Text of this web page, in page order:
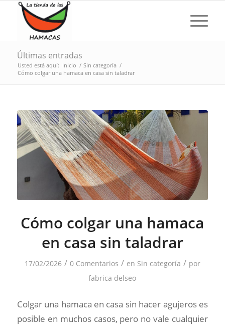
Últimas entradas
Usted está aquí: Inicio / Sin categoría /
Cómo colgar una hamaca en casa sin taladrar
Cómo colgar una hamaca
en casa sin taladrar
17/02/2026 / 0 Comentarios / en Sin categoría / por
fabrica delseo
Colgar una hamaca en casa sin hacer agujeros es
posible en muchos casos, pero no vale cualquier